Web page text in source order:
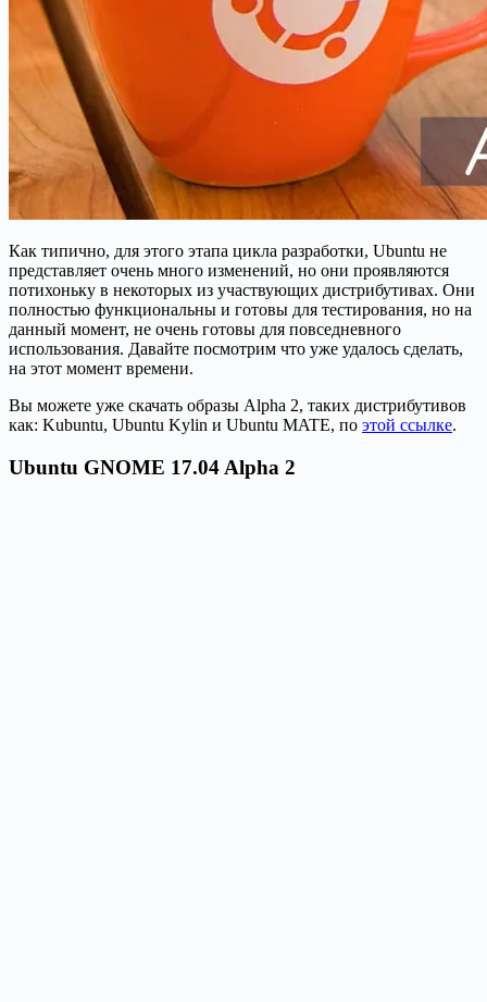
Как типично, для этого этапа цикла разработки, Ubuntu не
представляет очень много изменений, но они проявляются
потихоньку в некоторых из участвующих дистрибутивах. Они
полностью функциональны и готовы для тестирования, но на
данный момент, не очень готовы для повседневного
использования. Давайте посмотрим что уже удалось сделать,
на этот момент времени.
Вы можете уже скачать образы Alpha 2, таких дистрибутивов
как: Kubuntu, Ubuntu Kylin и Ubuntu MATE, по этой ссылке.
Ubuntu GNOME 17.04 Alpha 2